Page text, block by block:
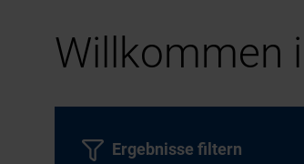
Willkommen
Ergebnisse filtern